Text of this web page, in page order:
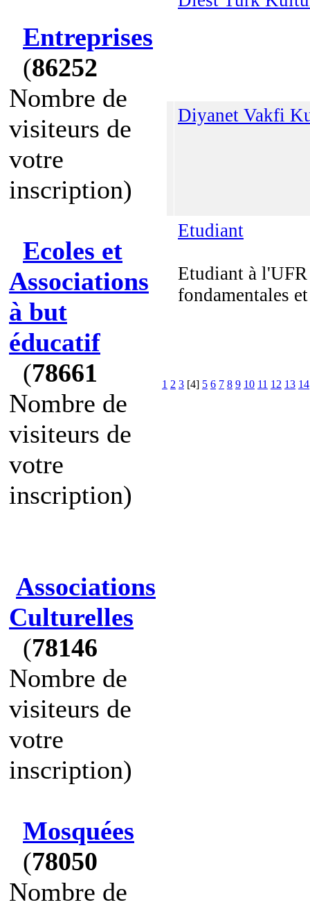
Entreprises
(86252
Nombre de
visiteurs de
votre
inscription)
Ecoles et
Associations
à but
éducatif
(78661
Nombre de
visiteurs de
votre
inscription)
Associations
Culturelles
(78146
Nombre de
visiteurs de
votre
inscription)
Mosquées
(78050
Nombre de
Diyanet Vakfi
Etudiant
Etudiant à l'UFR
fondamentales
1 2 3 [4] 5 6 7 8 9 10 11 12 13 14